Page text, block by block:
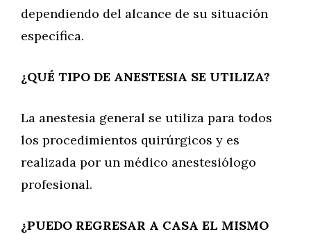
dependiendo del alcance de su situación
específica.
¿QUÉ TIPO DE ANESTESIA SE UTILIZA?
La anestesia general se utiliza para todos
los procedimientos quirúrgicos y es
realizada por un médico anestesiólogo
profesional.
¿PUEDO REGRESAR A CASA EL MISMO